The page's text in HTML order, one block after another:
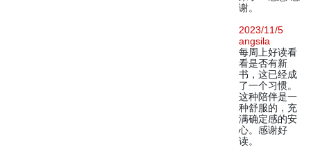
谢。
2023/11/5
angsila
每周上好读看
看是否有新
书，这已经成
了一个习惯。
这种陪伴是一
种舒服的，充
满确定感的安
心。感谢好
读。